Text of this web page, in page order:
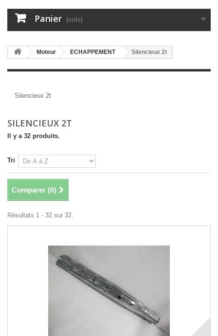
Panier (vide)
Moteur ECHAPPEMENT Silencieux 2t
Silencieux 2t
SILENCIEUX 2T
Il y a 32 produits.
Tri
Comparer (0)
Résultats 1 - 32 sur 32.